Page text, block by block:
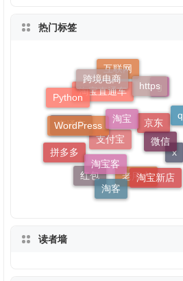
热门标签
淘宝直通车
互联网
g
京东
支付宝
直通车
Python
跨境电商 https
q
x
老用户
红包
拼多多
WordPress
淘宝
微信
淘宝新店
淘客
淘宝客
读者墙